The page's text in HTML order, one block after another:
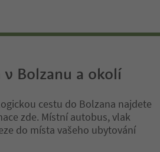
v Bolzanu a okolí
cestu do Bolzana najdete
zde. Místní autobus, vlak
do místa vašeho ubytování